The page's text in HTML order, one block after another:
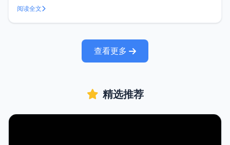
分享如何将OCBC OneToken迁移到新手机，希望能为需要进
行同样操作的你提供一些帮助。什么是OCBC OneToken
阅读全文
查看更多
精选推荐